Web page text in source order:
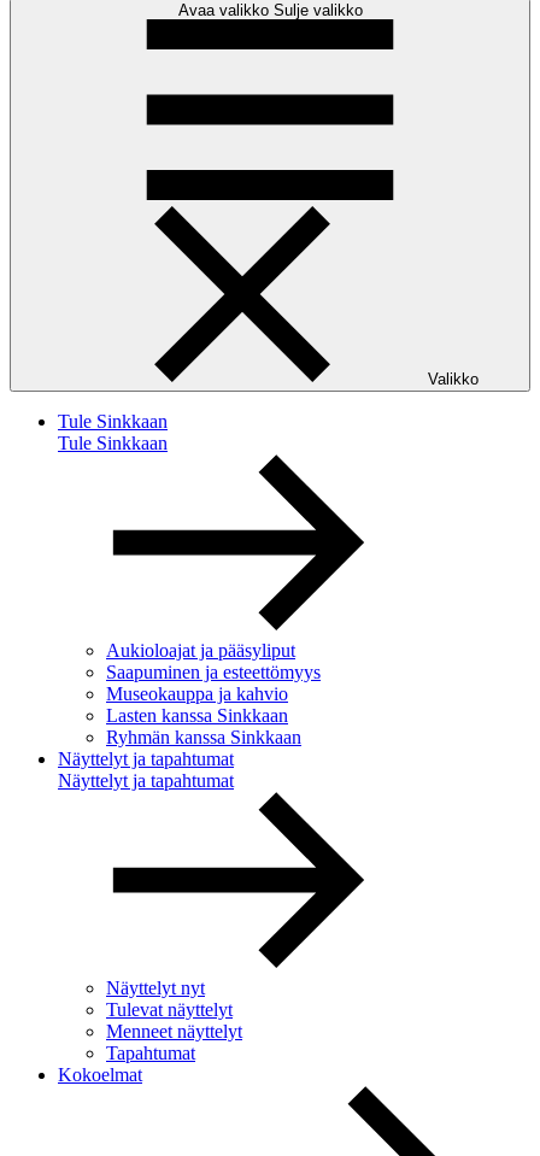
Avaa valikko Sulje valikko
Valikko
Tule Sinkkaan
Tule Sinkkaan
Aukioloajat ja pääsyliput
Saapuminen ja esteettömyys
Museokauppa ja kahvio
Lasten kanssa Sinkkaan
Ryhmän kanssa Sinkkaan
Näyttelyt ja tapahtumat
Näyttelyt ja tapahtumat
Näyttelyt nyt
Tulevat näyttelyt
Menneet näyttelyt
Tapahtumat
Kokoelmat